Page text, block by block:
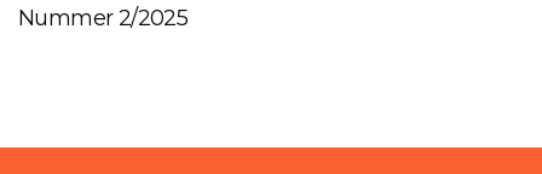
Nummer 2/2025